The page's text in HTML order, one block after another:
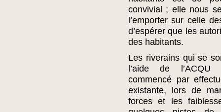
convivial ; elle nous
l’emporter sur celle
d’espérer que les
des habitants.
Les riverains qui se
l’aide de l’ACQU
commencé par
existante, lors de
forces et les